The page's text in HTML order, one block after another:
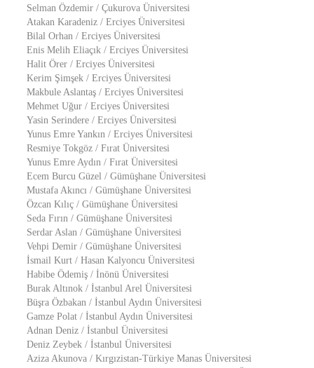
Selman Özdemir / Çukurova Üniversitesi
Atakan Karadeniz / Erciyes Üniversitesi
Bilal Orhan / Erciyes Üniversitesi
Enis Melih Eliaçık / Erciyes Üniversitesi
Halit Örer / Erciyes Üniversitesi
Kerim Şimşek / Erciyes Üniversitesi
Makbule Aslantaş / Erciyes Üniversitesi
Mehmet Uğur / Erciyes Üniversitesi
Yasin Serindere / Erciyes Üniversitesi
Yunus Emre Yankın / Erciyes Üniversitesi
Resmiye Tokgöz / Fırat Üniversitesi
Yunus Emre Aydın / Fırat Üniversitesi
Ecem Burcu Güzel / Gümüşhane Üniversitesi
Mustafa Akıncı / Gümüşhane Üniversitesi
Özcan Kılıç / Gümüşhane Üniversitesi
Seda Fırın / Gümüşhane Üniversitesi
Serdar Aslan / Gümüşhane Üniversitesi
Vehpi Demir / Gümüşhane Üniversitesi
İsmail Kurt / Hasan Kalyoncu Üniversitesi
Habibe Ödemiş / İnönü Üniversitesi
Burak Altınok / İstanbul Arel Üniversitesi
Büşra Özbakan / İstanbul Aydın Üniversitesi
Gamze Polat / İstanbul Aydın Üniversitesi
Adnan Deniz / İstanbul Üniversitesi
Deniz Zeybek / İstanbul Üniversitesi
Aziza Akunova / Kırgızistan-Türkiye Manas Üniversitesi